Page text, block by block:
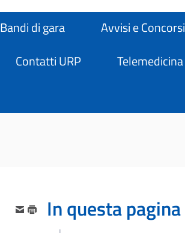
Bandi di gara
Avvisi e Concorsi
Contatti URP
Telemedicina
In questa pagina